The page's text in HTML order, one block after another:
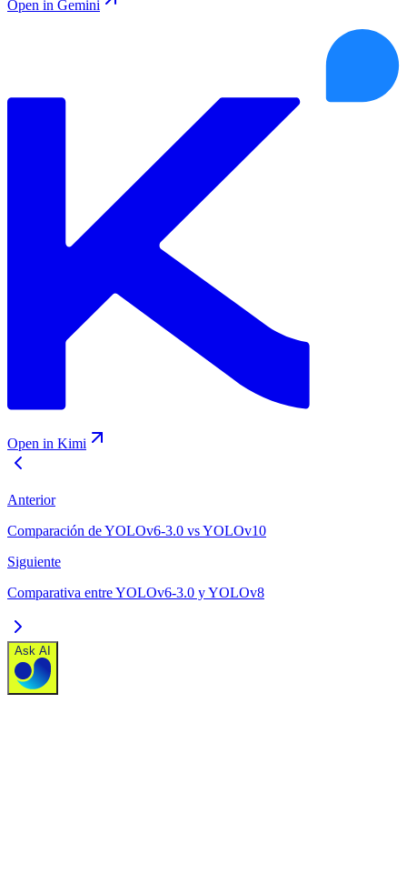
Open in Gemini
Open in Kimi
Anterior
Comparación de YOLOv6-3.0 vs YOLOv10
Siguiente
Comparativa entre YOLOv6-3.0 y YOLOv8
Ask AI